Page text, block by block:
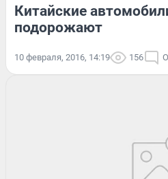
Китайские
подорожают
10 февраля, 2016, 14:19 156